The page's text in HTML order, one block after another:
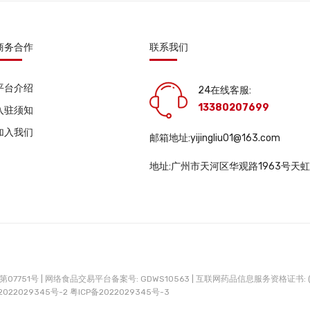
务合作
台介绍
驻须知
入我们
联系我们
24在线客服:
13380207699
邮箱地址:yijingliu01@163.com
地址:广州市天河区华观路1963号天
07751号 | 网络食品交易平台备案号: GDWS10563 | 互联网药品信息服务资格证
号-2 粤ICP备2022029345号-3